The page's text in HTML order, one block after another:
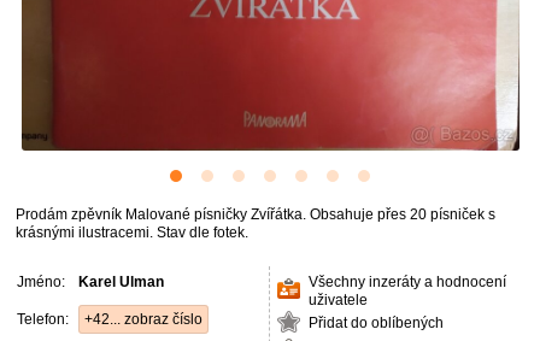
Prodám zpěvník Malované písničky Zvířátka. Obsahuje přes 20 písniček s
krásnými ilustracemi. Stav dle fotek.
Jméno: Karel Ulman
Telefon: +42... zobraz číslo
Všechny inzeráty a hodnocení
uživatele
Přidat do oblíbených